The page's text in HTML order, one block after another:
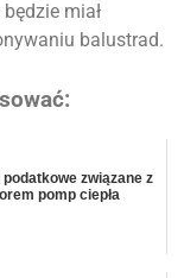
miał
balustrad.
związane z
pomp ciepła